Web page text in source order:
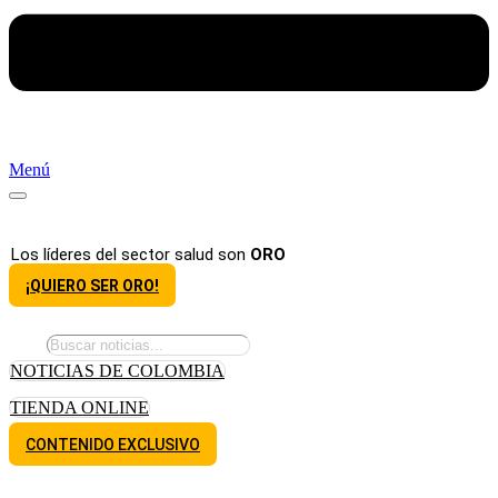
Menú
Los líderes del sector salud son ORO
¡QUIERO SER ORO!
NOTICIAS DE COLOMBIA
TIENDA ONLINE
CONTENIDO EXCLUSIVO